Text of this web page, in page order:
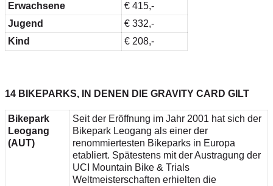
Erwachsene
€ 415,-
Jugend
€ 332,-
Kind
€ 208,-
14 BIKEPARKS, IN DENEN DIE GRAVITY CARD GILT
Bikepark
Leogang
(AUT)
Seit der Eröffnung im Jahr 2001 hat sich der
Bikepark Leogang als einer der
renommiertesten Bikeparks in Europa
etabliert. Spätestens mit der Austragung der
UCI Mountain Bike & Trials
Weltmeisterschaften erhielten die